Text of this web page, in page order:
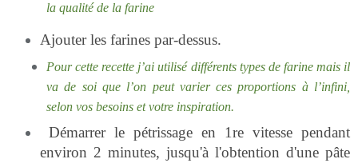
la qualité de la farine
Ajouter les farines par-dessus.
Pour cette recette j’ai utilisé différents types de farine mais il
va de soi que l’on peut varier ces proportions à l’infini,
selon vos besoins et votre inspiration.
Démarrer le pétrissage en 1re vitesse pendant
environ 2 minutes, jusqu'à l'obtention d'une pâte